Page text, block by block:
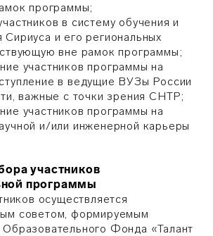
программы;
в систему обучения и
и его региональных
вне рамок программы;
участников программы на
в ведущие ВУЗы России
важные с точки зрения СНТР;
участников программы на
и/или инженерной карьеры
участников
программы
осуществляется
советом, формируемым
Фонда «Талант